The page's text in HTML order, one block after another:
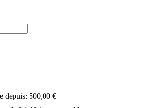
depuis: 500,00 €